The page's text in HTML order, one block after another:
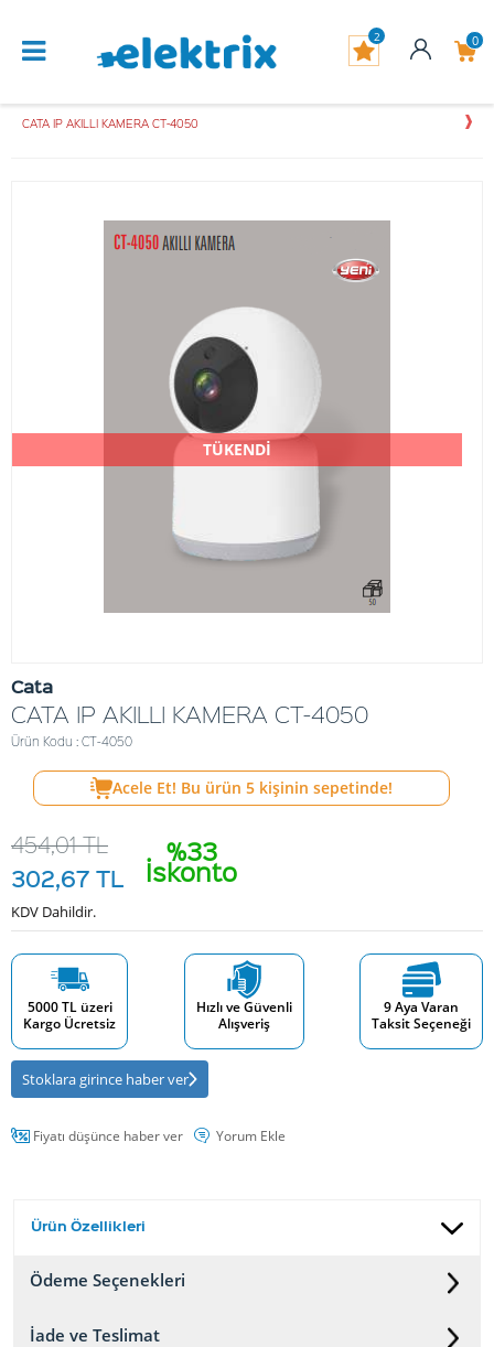
0
2
CATA IP AKILLI KAMERA CT-4050
TÜKENDİ
Cata
CATA IP AKILLI KAMERA CT-4050
Ürün Kodu : CT-4050
Acele Et! Bu ürün 5 kişinin sepetinde!
%33
İskonto
454,01TL
302,67 TL
KDV Dahildir.
5000 TL üzeri
Kargo Ücretsiz
Hızlı ve Güvenli
Alışveriş
9 Aya Varan
Taksit Seçeneği
Stoklara girince haber ver
Fiyatı düşünce haber ver Yorum Ekle
Ürün Özellikleri
Ödeme Seçenekleri
İade ve Teslimat